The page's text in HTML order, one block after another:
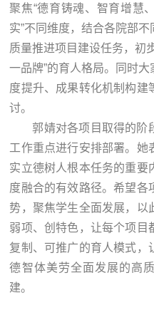
聚焦“德育铸魂、智育增慧
实”不同维度，结合各院部
质量推进项目建设任务，初
一品牌”的育人格局。同时
度提升、成果转化机制构建
讨。
郭婧对各项目取得的阶
工作重点进行安排部署。她
实立德树人根本任务的重要
度融合的有效路径。希望各
势，聚焦学生全面发展，以
弱项、创特色，让每个项目
复制、可推广的育人模式，
德智体美劳全面发展的高
建。